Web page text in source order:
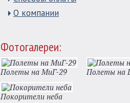
О компании
Фотогалереи:
Полеты на МиГ-29 Полеты на
Покорители неба